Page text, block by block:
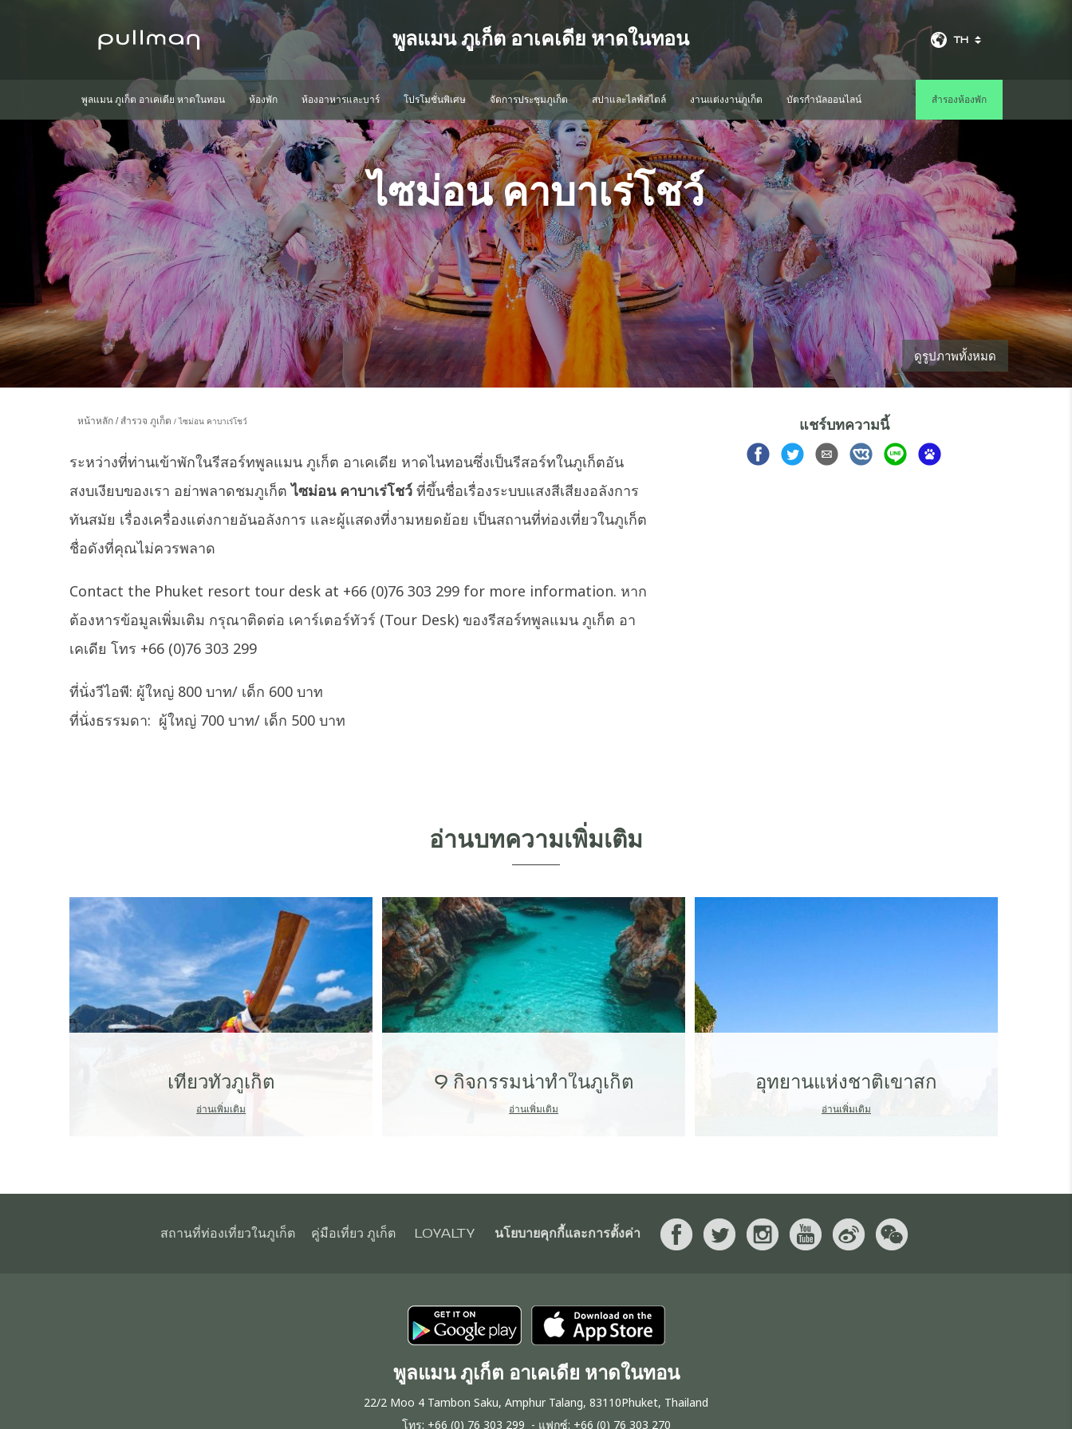
พูลแมน ภูเก็ต อาเคเดีย หาดในทอน TH
พูลแมน ภูเก็ต อาเคเดีย หาดในทอน ห้องพัก ห้องอาหารและบาร์ โปรโมชั่นพิเศษ จัดการประชุมภูเก็ต สปาและไลฟ์สไตล์ งานแต่งงานภูเก็ต บัตรกำนัลออนไลน์ สำรองห้องพัก
ดูรูปภาพทั้งหมด
ไซม่อน คาบาเร่โชว์
หน้าหลัก สำรวจ ภูเก็ต ไซม่อน คาบาเร่โชว์
ระหว่างที่ท่านเข้าพักในรีสอร์ทพูลแมน ภูเก็ต อาเคเดีย หาดไนทอนซึ่งเป็นรีสอร์ทในภูเก็ตอัน
สงบเงียบของเรา อย่าพลาดชมภูเก็ต ไซม่อน คาบาเร่โชว์ ที่ขึ้นชื่อเรื่องระบบแสงสีเสียงอลังการ
ทันสมัย เรื่องเครื่องแต่งกายอันอลังการ และผู้เเสดงที่งามหยดย้อย เป็นสถานที่ท่องเที่ยวในภูเก็ต
ชื่อดังที่คุณไม่ควรพลาด
Contact the Phuket resort tour desk at +66 (0)76 303 299 for more information. หาก
ต้องหารข้อมูลเพิ่มเติม กรุณาติดต่อ เคาร์เตอร์ทัวร์ (Tour Desk) ของรีสอร์ทพูลแมน ภูเก็ต อา
เคเดีย โทร +66 (0)76 303 299
ที่นั่งวีไอพี: ผู้ใหญ่ 800 บาท/ เด็ก 600 บาท
ที่นั่งธรรมดา: ผู้ใหญ่ 700 บาท/ เด็ก 500 บาท
แชร์บทความนี้
อ่านบทความเพิ่มเติม
เที่ยวทั่วภูเก็ต
อ่านเพิ่มเติม
9 กิจกรรมน่าทำในภูเก็ต
อ่านเพิ่มเติม
อุทยานแห่งชาติเขาสก
อ่านเพิ่มเติม
สถานที่ท่องเที่ยวในภูเก็ต คู่มือเที่ยว ภูเก็ต LOYALTY นโยบายคุกกี้และการตั้งค่า
พูลแมน ภูเก็ต อาเคเดีย หาดในทอน
22/2 Moo 4 Tambon Saku, Amphur Talang, 83110Phuket, Thailand
โทร: +66 (0) 76 303 299 - แฟกซ์: +66 (0) 76 303 270